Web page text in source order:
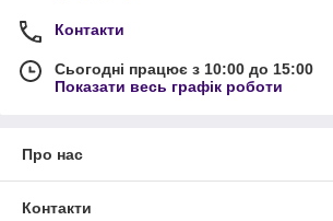
Контакти
Сьогодні працює з 10:00 до 15:00
Показати весь графік роботи
Про нас
Контакти